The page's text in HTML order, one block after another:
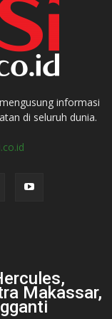
informasi
di seluruh dunia.
Makassar,